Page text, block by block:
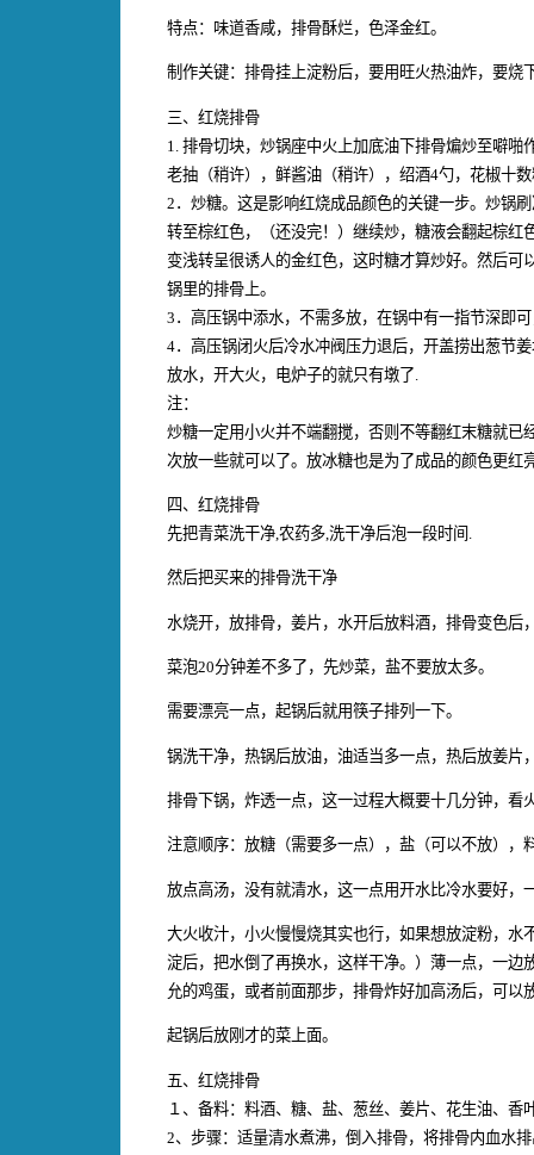
特点：味道香咸，排骨酥烂，色泽金红。
制作关键：排骨挂上淀粉后，要用旺火热油炸，要烧
三、红烧排骨
1. 排骨切块，炒锅座中火上加底油下排骨煸炒至噼
老抽（稍许），鲜酱油（稍许），绍酒4勺，花椒十
2．炒糖。这是影响红烧成品颜色的关键一步。炒锅
转至棕红色，（还没完！）继续炒，糖液会翻起棕
变浅转呈很诱人的金红色，这时糖才算炒好。然后可
锅里的排骨上。
3．高压锅中添水，不需多放，在锅中有一指节深即
4．高压锅闭火后冷水冲阀压力退后，开盖捞出葱节
放水，开大火，电炉子的就只有墩了.
注：
炒糖一定用小火并不端翻搅，否则不等翻红末糖就
次放一些就可以了。放冰糖也是为了成品的颜色更红
四、红烧排骨
先把青菜洗干净,农药多,洗干净后泡一段时间.
然后把买来的排骨洗干净
水烧开，放排骨，姜片，水开后放料酒，排骨变色后
菜泡20分钟差不多了，先炒菜，盐不要放太多。
需要漂亮一点，起锅后就用筷子排列一下。
锅洗干净，热锅后放油，油适当多一点，热后放姜片
排骨下锅，炸透一点，这一过程大概要十几分钟，看
注意顺序：放糖（需要多一点），盐（可以不放）
放点高汤，没有就清水，这一点用开水比冷水要好
大火收汁，小火慢慢烧其实也行，如果想放淀粉，
淀后，把水倒了再换水，这样干净。）薄一点，一
允的鸡蛋，或者前面那步，排骨炸好加高汤后，可以
起锅后放刚才的菜上面。
五、红烧排骨
１、备料：料酒、糖、盐、葱丝、姜片、花生油、香
2、步骤：适量清水煮沸，倒入排骨，将排骨内血水